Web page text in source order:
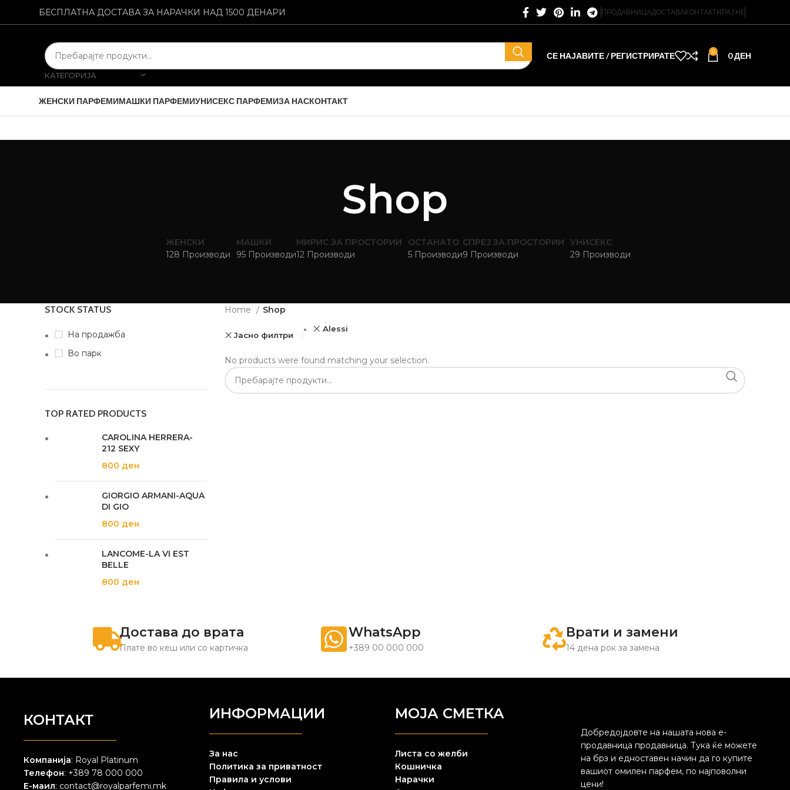
БЕСПЛАТНА ДОСТАВА ЗА НАРАЧКИ НАД 1500 ДЕНАРИ ПРОДАВНИЦАДОСТАВАКОНТАКТИРАЈ НÈ
КАТЕГОРИЈА
СЕ НАЈАВИТЕ / РЕГИСТРИРАТЕ 0 0ДЕН
ЖЕНСКИ ПАРФЕМИМАШКИ ПАРФЕМИУНИСЕКС ПАРФЕМИЗА НАСКОНТАКТ
Shop
ЖЕНСКИ
128 Производи
МАШКИ
95 Производи
МИРИС ЗА ПРОСТОРИИ
12 Производи
ОСТАНАТО
5 Производи
СПРЕЈ ЗА ПРОСТОРИИ
9 Производи
УНИСЕКС
29 Производи
STOCK STATUS
На продажба
Во парк
TOP RATED PRODUCTS
CAROLINA HERRERA-
212 SEXY
800 ден
GIORGIO ARMANI-AQUA
DI GIO
800 ден
LANCOME-LA VI EST
BELLE
800 ден
Home Shop
Јасно филтри
Alessi
No products were found matching your selection.
Достава до врата
Плате во кеш или со картичка
WhatsApp
+389 00 000 000
Врати и замени
14 дена рок за замена
КОНТАКТ
Компанија: Royal Platinum
Телефон: +389 78 000 000
Е-маил: contact@royalparfemi.mk
ИНФОРМАЦИИ
За нас
Политика за приватност
Правила и услови
МОЈА СМЕТКА
Листа со желби
Кошничка
Нарачки
Добредојдовте на нашата нова е-
продавница продавница. Тука ќе можете
на брз и едноставен начин да го купите
вашиот омилен парфем, по најповолни
цени!